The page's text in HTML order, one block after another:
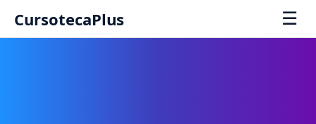
CursotecaPlus ☰